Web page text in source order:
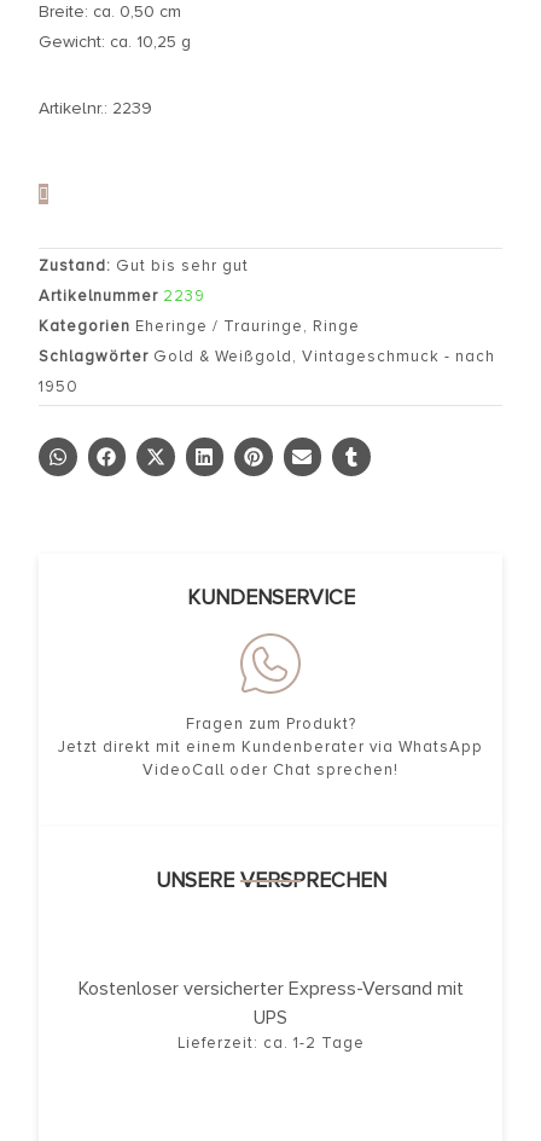
Breite: ca. 0,50 cm
Gewicht: ca. 10,25 g
Artikelnr.: 2239
Zustand: Gut bis sehr gut
Artikelnummer 2239
Kategorien Eheringe / Trauringe, Ringe
Schlagwörter Gold & Weißgold, Vintageschmuck - nach
1950
KUNDENSERVICE
Fragen zum Produkt?
Jetzt direkt mit einem Kundenberater via WhatsApp
VideoCall oder Chat sprechen!
UNSERE VERSPRECHEN
Kostenloser versicherter Express-Versand mit
UPS
Lieferzeit: ca. 1-2 Tage